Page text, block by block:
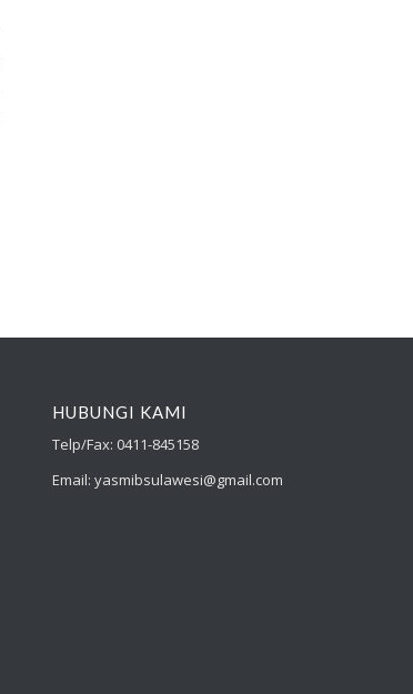
HUBUNGI KAMI
Telp/Fax: 0411-845158
Email: yasmibsulawesi@gmail.com